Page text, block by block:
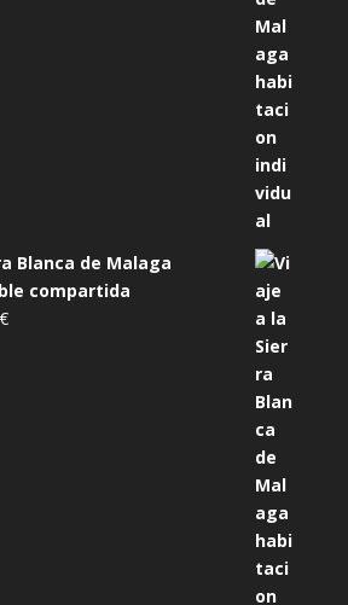
Blanca de Malaga
compartida
€El